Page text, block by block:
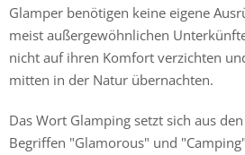
Glamper benötigen keine eigene
meist außergewöhnlichen
nicht auf ihren Komfort verzichten
mitten in der Natur übernachten.
Das Wort Glamping setzt sich aus
Begriffen "Glamorous" und